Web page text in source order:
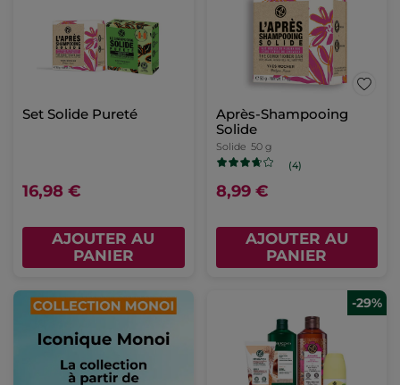
Set Solide Pureté
16,98 €
AJOUTER AU
PANIER
Après-Shampooing
Solide
Solide 50 g
(4)
8,99 €
AJOUTER AU
PANIER
-29%